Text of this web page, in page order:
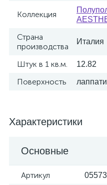
Коллекция
Страна
производства
Италия
Штук в 1 кв.м. 12.82
Поверхность
Характеристики
Основные
Артикул